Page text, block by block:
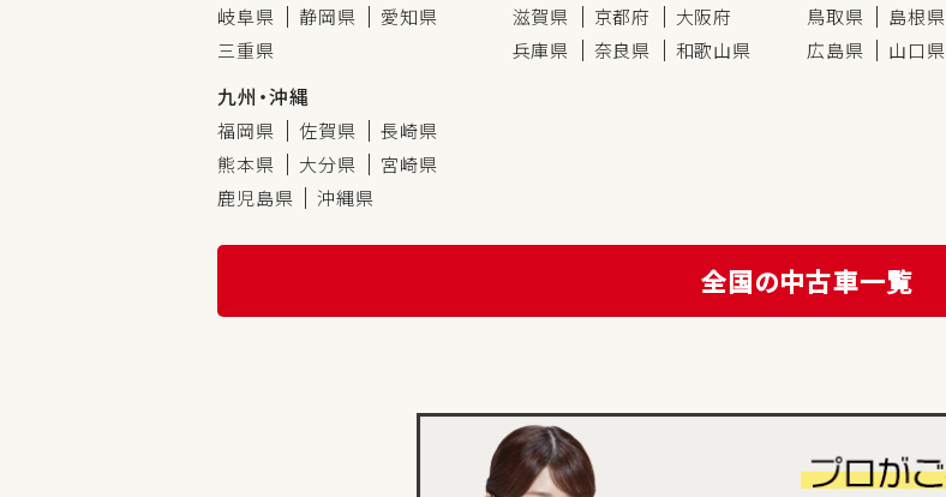
岐阜県 静岡県
愛知県
三重県
滋賀県 京都府
大阪府
兵庫県
奈良県 和歌山県
鳥取県 島根県
広島県
山口県
九州・沖縄
福岡県 佐賀県
長崎県
熊本県
大分県
宮崎県
鹿児島県
沖縄県
全国の中古車一覧